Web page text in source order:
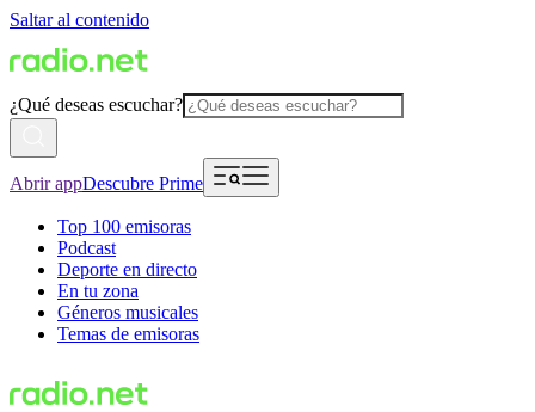
Saltar al contenido
¿Qué deseas escuchar?
Abrir appDescubre Prime
Top 100 emisoras
Podcast
Deporte en directo
En tu zona
Géneros musicales
Temas de emisoras